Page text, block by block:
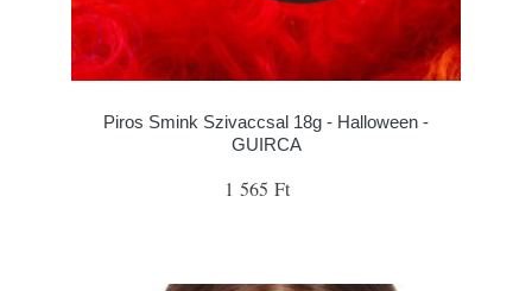
Piros Smink Szivaccsal 18g - Halloween -
GUIRCA
1 565 Ft